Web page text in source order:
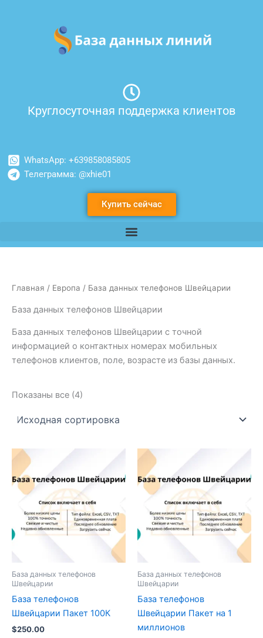
содержимому
Круглосуточная поддержка клиентов
WhatsApp: +639858085805
Телеграмма: @xhie01
Купить сейчас
Главная / Европа / База данных телефонов Швейцарии
База данных телефонов Швейцарии
База данных телефонов Швейцарии с точной
информацией о контактных номерах мобильных
телефонов клиентов, поле, возрасте из базы данных.
Показаны все (4)
База данных телефонов
Швейцарии
База телефонов
Швейцарии Пакет 100К
$250.00
База данных телефонов
Швейцарии
База телефонов
Швейцарии Пакет на 1
миллионов